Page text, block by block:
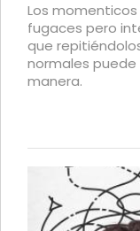
Los
fugaces pero
que
normales
manera.